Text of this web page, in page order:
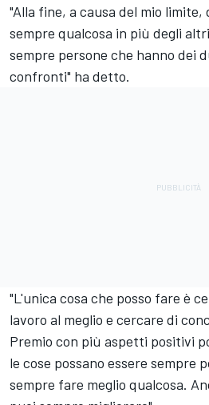
"Alla fine, a causa del mio limite,
sempre qualcosa in più degli
sempre persone che hanno dei
confronti" ha detto.
"L'unica cosa che posso fare è
lavoro al meglio e cercare di
Premio con più aspetti positivi
le cose possano essere sempre
sempre fare meglio qualcosa.